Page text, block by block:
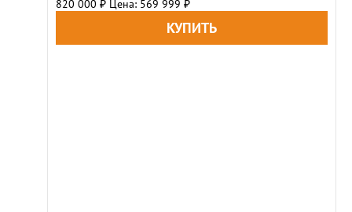
820 000 ₽ Цена: 569 999 ₽